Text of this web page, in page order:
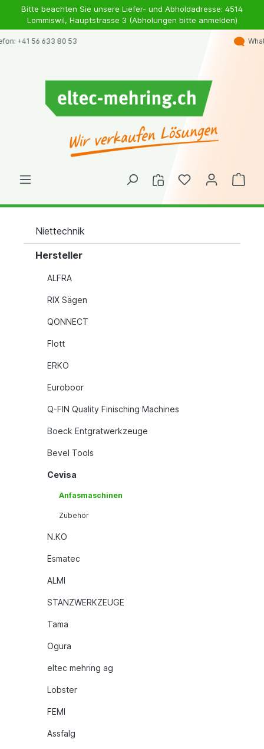
Bitte beachten Sie unsere Liefer- und Abholdadresse: 4514
Lommiswil, Hauptstrasse 3 (Abholungen bitte anmelden)
Niettechnik
Hersteller
ALFRA
RIX Sägen
QONNECT
Flott
ERKO
Euroboor
Q-FIN Quality Finisching Machines
Boeck Entgratwerkzeuge
Bevel Tools
Cevisa
Anfasmaschinen
Zubehör
N.KO
Esmatec
ALMI
STANZWERKZEUGE
Tama
Ogura
eltec mehring ag
Lobster
FEMI
Assfalg